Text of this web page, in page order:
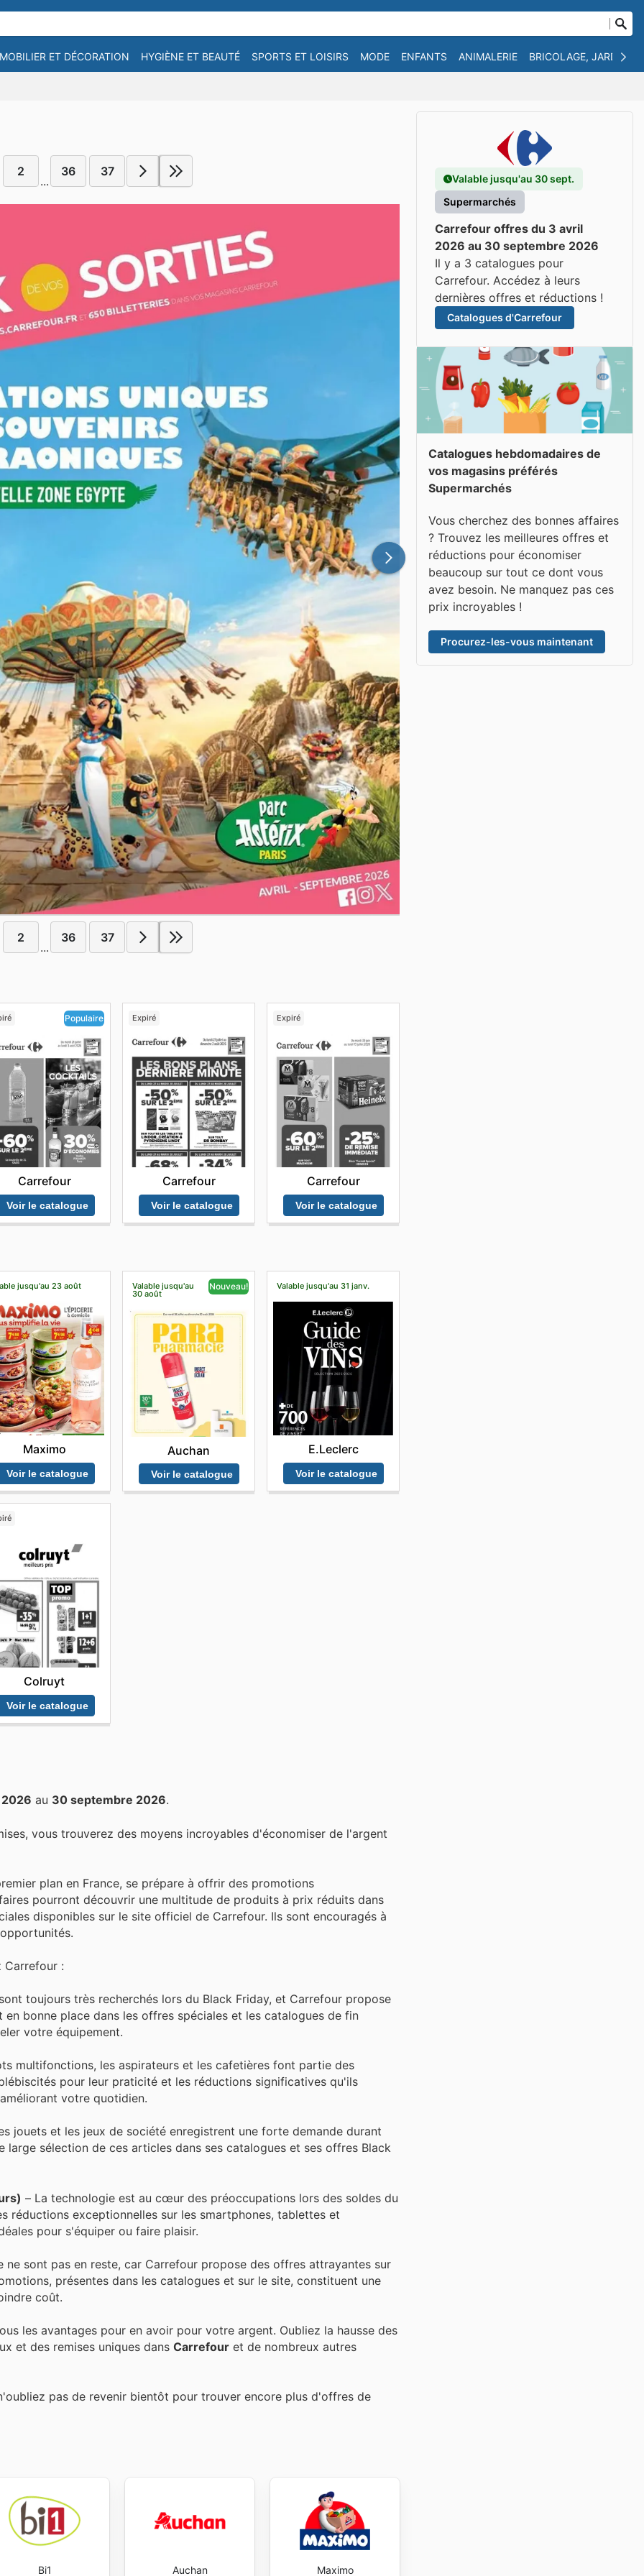
MOBILIER ET DÉCORATION HYGIÈNE ET BEAUTÉ SPORTS ET LOISIRS MODE ENFANTS ANIMALERIE BRICOLAGE, JARDIN
2
...
36 37
2
...
36 37
Populaire
Carrefour
Voir le catalogue
Expiré
Carrefour
Voir le catalogue
Expiré
Carrefour
Voir le catalogue
jusqu'au 23 août
Maximo
Voir le catalogue
Valable jusqu'au
30 août
Nouveau!
Auchan
Voir le catalogue
Valable jusqu'au 31 janv.
E.Leclerc
Voir le catalogue
Colruyt
Voir le catalogue
au 30 septembre 2026.
vous trouverez des moyens incroyables d'économiser de l'argent
plan en France, se prépare à offrir des promotions
pourront découvrir une multitude de produits à prix réduits dans
disponibles sur le site officiel de Carrefour. Ils sont encouragés à
Carrefour :
toujours très recherchés lors du Black Friday, et Carrefour propose
bonne place dans les offres spéciales et les catalogues de fin
votre équipement.
multifonctions, les aspirateurs et les cafetières font partie des
pour leur praticité et les réductions significatives qu'ils
votre quotidien.
jouets et les jeux de société enregistrent une forte demande durant
sélection de ces articles dans ses catalogues et ses offres Black
– La technologie est au cœur des préoccupations lors des soldes du
réductions exceptionnelles sur les smartphones, tablettes et
pour s'équiper ou faire plaisir.
ne sont pas en reste, car Carrefour propose des offres attrayantes sur
présentes dans les catalogues et sur le site, constituent une
coût.
les avantages pour en avoir pour votre argent. Oubliez la hausse des
et des remises uniques dans Carrefour et de nombreux autres
pas de revenir bientôt pour trouver encore plus d'offres de
Bi1 Auchan Maximo
Valable jusqu'au 30 sept.
Supermarchés
Carrefour offres du 3 avril
2026 au 30 septembre 2026
Il y a 3 catalogues pour
Carrefour. Accédez à leurs
dernières offres et réductions !
Catalogues d'Carrefour
Catalogues hebdomadaires de
vos magasins préférés
Supermarchés
Vous cherchez des bonnes affaires
? Trouvez les meilleures offres et
réductions pour économiser
beaucoup sur tout ce dont vous
avez besoin. Ne manquez pas ces
prix incroyables !
Procurez-les-vous maintenant